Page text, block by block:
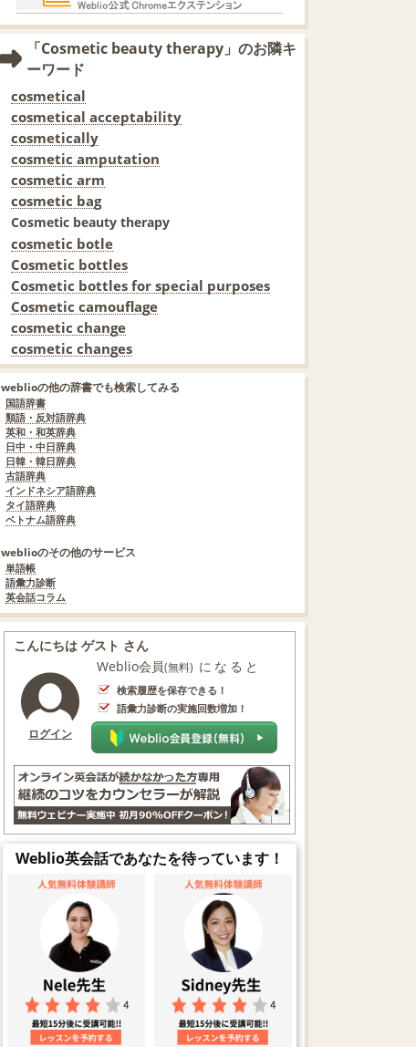
「Cosmetic beauty therapy」のお隣キ
ーワード
cosmetical
cosmetical acceptability
cosmetically
cosmetic amputation
cosmetic arm
cosmetic bag
Cosmetic beauty therapy
cosmetic botle
Cosmetic bottles
Cosmetic bottles for special purposes
Cosmetic camouflage
cosmetic change
cosmetic changes
weblioの他の辞書でも検索してみる
国語辞書
類語・反対語辞典
英和・和英辞典
日中・中日辞典
日韓・韓日辞典
古語辞典
インドネシア語辞典
タイ語辞典
ベトナム語辞典
weblioのその他のサービス
単語帳
語彙力診断
英会話コラム
こんにちは ゲスト さん
ログイン
Weblio会員(無料) になると
検索履歴を保存できる！
語彙力診断の実施回数増加！
Weblio英会話であなたを待っています！